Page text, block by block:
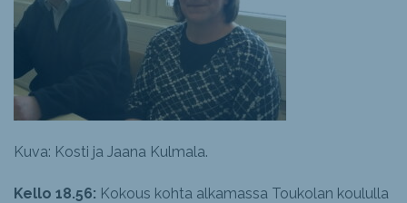
Kuva: Kosti ja Jaana Kulmala.
Kello 18.56: Kokous kohta alkamassa Toukolan koululla